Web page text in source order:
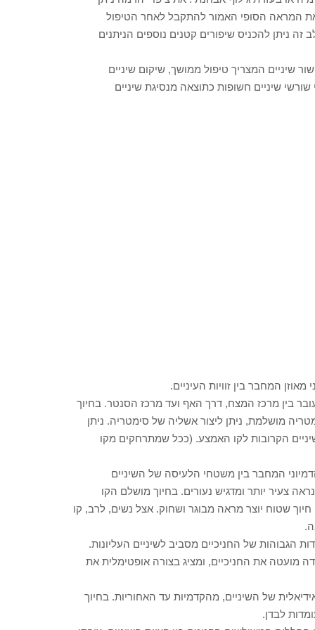
המראה הסופי האמור להתקבל לאחר הטיפול
ניתן להכניס שיפורים קטנים נוספים הניתנים
שיניים המצריך טיפול ממושך, שיקום שיניים
שורשי שיניים חשופות כתוצאה מנסיגת שיניים
בין מרכז המצח, דרך האף ועד מרכז הסנטר. בחיוך
מושלמת, ניתן ליצור אשליה של סימטריה. ניתן
הקרובות לקו האמצע. (ככל שמתרחקים מקו
המחבר בין משטחי הלעיסה של השיניים
צעיר יותר ומדגיש נעורים. בחיוך מושלם הקו
שטוח יוצר מראה מבוגר ושחוק. אצל נשים, לרב, קו
הגבוהות של החניכיים מסביב לשיניים העליונות.
מועטה את החניכיים, ומציג בצורה אופטימלית את
של השיניים, מהקדמיות עד האחוריות. בחיוך
לבדן.